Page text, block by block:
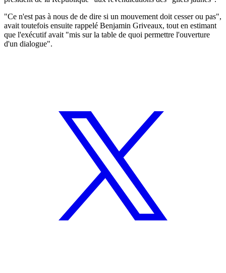
"Ce n'est pas à nous de de dire si un mouvement doit cesser ou pas",
avait toutefois ensuite rappelé Benjamin Griveaux, tout en estimant
que l'exécutif avait "mis sur la table de quoi permettre l'ouverture
d'un dialogue".